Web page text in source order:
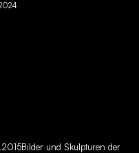
und Skulpturen der